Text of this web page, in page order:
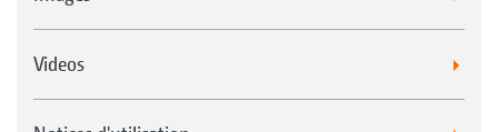
Videos